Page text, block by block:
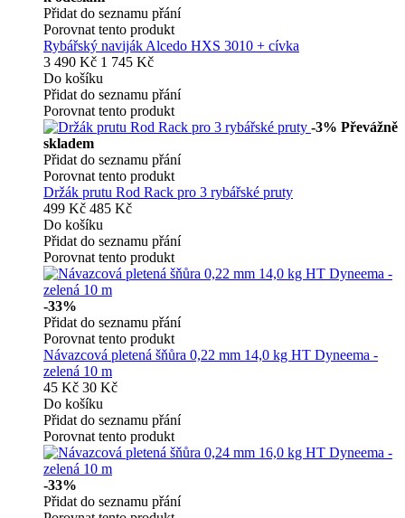
Přidat do seznamu přání
Porovnat tento produkt
Rybářský naviják Alcedo HXS 3010 + cívka
3 490 Kč 1 745 Kč
Do košíku
Přidat do seznamu přání
Porovnat tento produkt
-3% Převážně
skladem
Přidat do seznamu přání
Porovnat tento produkt
Držák prutu Rod Rack pro 3 rybářské pruty
499 Kč 485 Kč
Do košíku
Přidat do seznamu přání
Porovnat tento produkt
-33%
Přidat do seznamu přání
Porovnat tento produkt
Návazcová pletená šňůra 0,22 mm 14,0 kg HT Dyneema -
zelená 10 m
45 Kč 30 Kč
Do košíku
Přidat do seznamu přání
Porovnat tento produkt
-33%
Přidat do seznamu přání